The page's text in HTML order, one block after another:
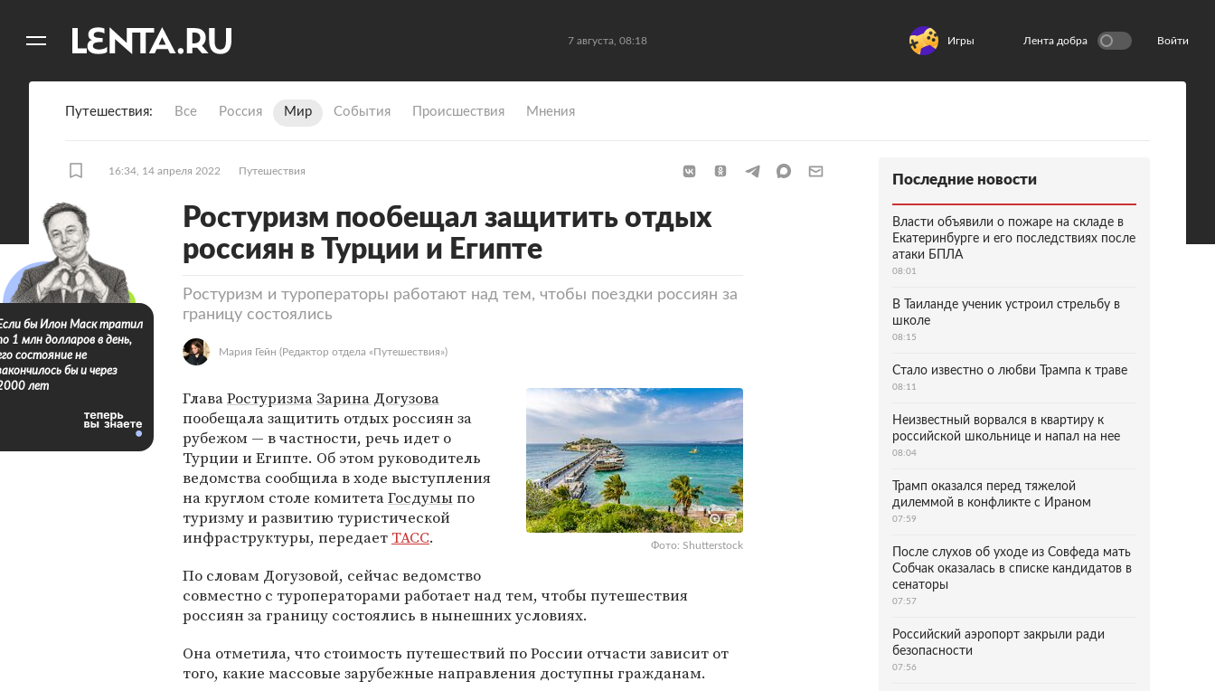
7 августа, 08:18 Игры Лента добра Войти
Путешествия Все Россия Мир События Происшествия Мнения
16:34, 14 апреля 2022 Путешествия
Ростуризм пообещал защитить отдых
россиян в Турции и Египте
Ростуризм и туроператоры работают над тем, чтобы поездки россиян за
границу состоялись
Мария Гейн (Редактор отдела «Путешествия»)
Фото: Shutterstock
ГлаваРостуризма Зарина Догузова
пообещала защитить отдых россиян за
рубежом — в частности, речь идет о
Турции и Египте. Об этом руководитель
ведомства сообщила в ходе выступления
на круглом столе комитетаГосдумыпо
туризму и развитию туристической
инфраструктуры, передает ТАСС.
По словам Догузовой, сейчас ведомство
совместно с туроператорами работает над тем, чтобы путешествия
россиян за границу состоялись в нынешних условиях.
Она отметила, что стоимость путешествий по России отчасти зависит от
того, какие массовые зарубежные направления доступны гражданам.
бы Илон Маск тратил
1 млн долларов в день,
состояние не
бы и через
лет
Последние новости
Власти объявили о пожаре на складе в
Екатеринбурге и его последствиях после
атаки БПЛА
08:01
В Таиланде ученик устроил стрельбу в
школе
08:15
Стало известно о любви Трампа к траве
08:11
Неизвестный ворвался в квартиру к
российской школьнице и напал на нее
08:04
Трамп оказался перед тяжелой
дилеммой в конфликте с Ираном
07:59
После слухов об уходе из Совфеда мать
Собчак оказалась в списке кандидатов в
сенаторы
07:57
Российский аэропорт закрыли ради
безопасности
07:56